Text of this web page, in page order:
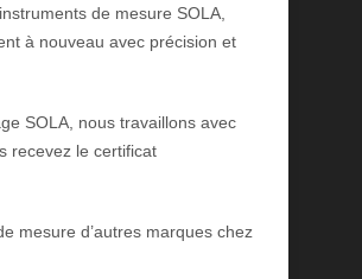
de mesure SOLA,
à nouveau avec précision et
SOLA, nous travaillons avec
recevez le certificat
mesure d’autres marques chez